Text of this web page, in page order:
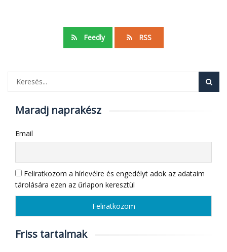
Feedly RSS
Maradj naprakész
Email
Feliratkozom a hírlevélre és engedélyt adok az adataim
tárolására ezen az űrlapon keresztül
Friss tartalmak